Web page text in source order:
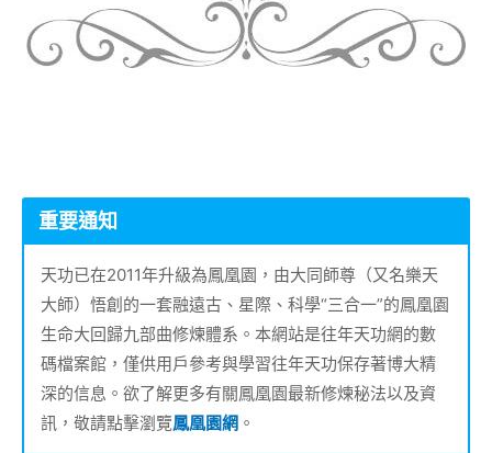
重要通知
天功已在2011年升級為鳳凰園，由大同師尊（又名樂天
大師）悟創的一套融遠古、星際、科學“三合一”的鳳凰園
生命大回歸九部曲修煉體系。本網站是往年天功網的數
碼檔案館，僅供用戶參考與學習往年天功保存著博大精
深的信息。欲了解更多有關鳳凰園最新修煉秘法以及資
訊，敬請點擊瀏覽鳳凰園網 。